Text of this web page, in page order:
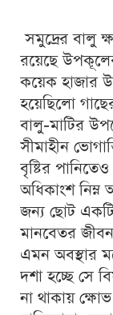
সমুদ্রের বালু
রয়েছে
কয়েক হাজার
হয়েছিলো
বালু-মাটির
সীমাহীন
বৃষ্টির
অধিকাংশ
জন্য ছোট একটি
মানবেতর
এমন অবস্থার
দশা হচ্ছে সে
না থাকায়